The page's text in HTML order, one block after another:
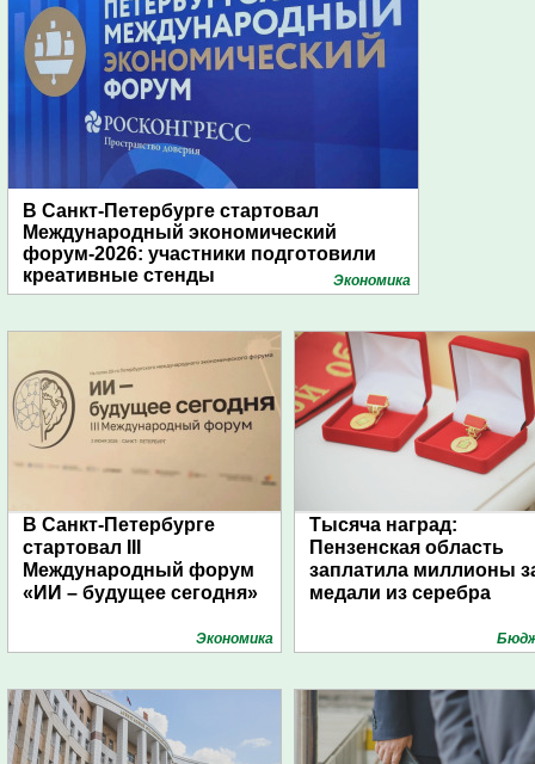
В Санкт-Петербурге стартовал
Международный экономический
форум-2026: участники подготовили
креативные стенды
Экономика
В Санкт-Петербурге
стартовал III
Международный форум
«ИИ – будущее сегодня»
Экономика
Тысяча наград:
Пензенская область
заплатила миллионы
медали из серебра